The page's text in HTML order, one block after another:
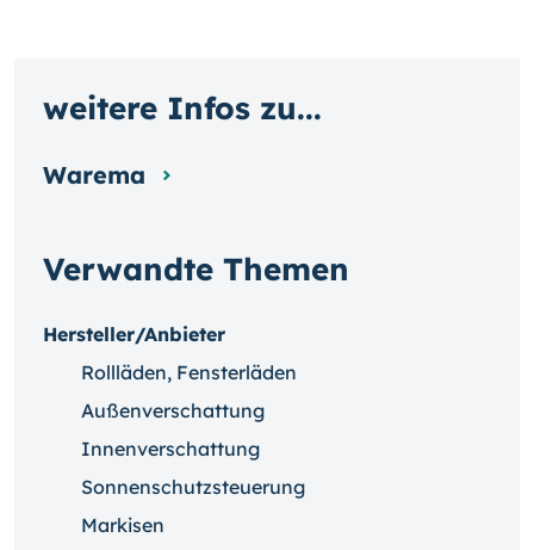
Verwandte Themen
Hersteller/Anbieter
Rollläden, Fensterläden
Außenverschattung
Innenverschattung
Sonnenschutzsteuerung
Markisen
weitere Infos zu...
Warema